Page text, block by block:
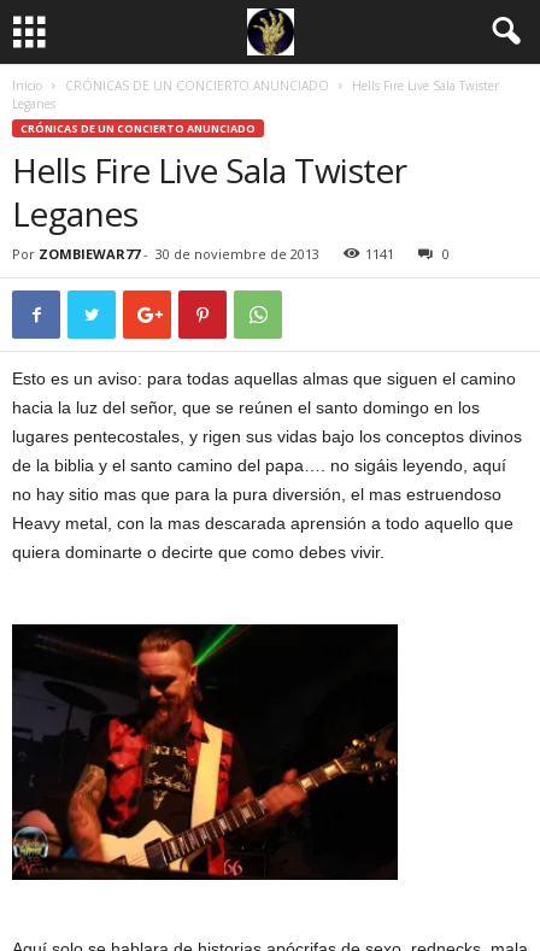
Inicio CRÓNICAS DE UN CONCIERTO ANUNCIADO
Hells Fire Live Sala Twister
Leganes
CRÓNICAS DE UN CONCIERTO ANUNCIADO
Hells Fire Live Sala Twister
Leganes
Por ZOMBIEWAR77- 30 de noviembre de 2013 1141 0
Esto es un aviso: para todas aquellas almas que siguen el camino
hacia la luz del señor, que se reúnen el santo domingo en los
lugares pentecostales, y rigen sus vidas bajo los conceptos divinos
de la biblia y el santo camino del papa…. no sigáis leyendo, aquí
no hay sitio mas que para la pura diversión, el mas estruendoso
Heavy metal, con la mas descarada aprensión a todo aquello que
quiera dominarte o decirte que como debes vivir.